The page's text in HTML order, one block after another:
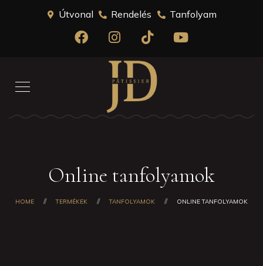
Útvonal Rendelés Tanfolyam
Online tanfolyamok
HOME TERMÉKEK TANFOLYAMOK ONLINE TANFOLYAMOK